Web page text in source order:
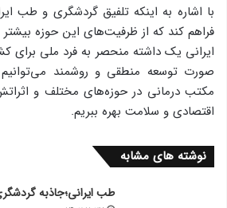
با اشاره به اینکه تلفیق گردشگری و طب
فراهم کند که از ظرفیت‌های این حوزه‌
ایرانی یک داشته منحصر به فرد ملی برای
صورت توسعه منطقی و روشمند می‌توانیم
مکتب درمانی در حوزه‌های مختلف و
اقتصادی و سلامت بهره‌ ببریم.
نوشته های مشابه
طب ایرانی؛جاذبه